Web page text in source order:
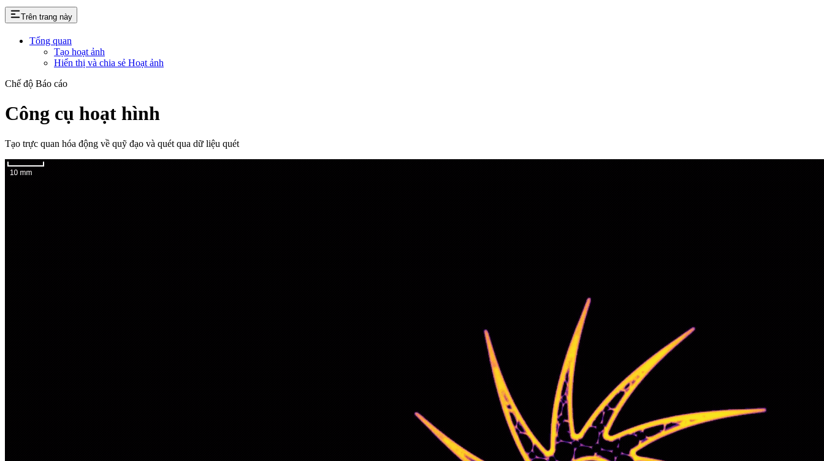
Trên trang này
Tổng quan
Tạo hoạt ảnh
Hiển thị và chia sẻ Hoạt ảnh
Chế độ Báo cáo
Công cụ hoạt hình
Tạo trực quan hóa động về quỹ đạo và quét qua dữ liệu quét